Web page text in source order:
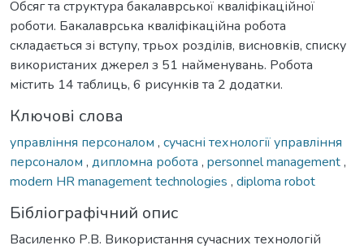
Обсяг та структура бакалаврської кваліфікаційної
роботи. Бакалаврська кваліфікаційна робота
складається зі вступу, трьох розділів, висновків, списку
використаних джерел з 51 найменувань. Робота
містить 14 таблиць, 6 рисунків та 2 додатки.
Ключові слова
управління персоналом , сучасні технології управління
персоналом , дипломна робота , personnel management,
modern HR management technologies , diploma robot
Бібліографічний опис
Василенко Р.В. Використання сучасних технологій